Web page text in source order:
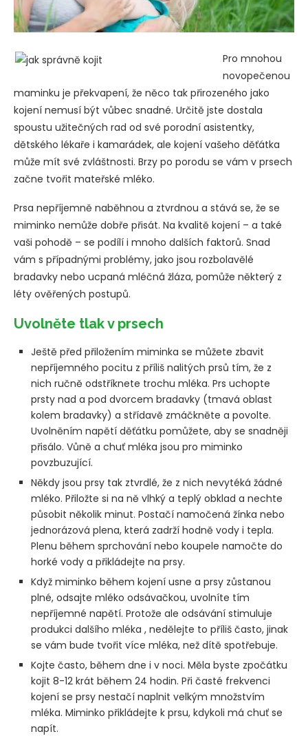
Pro mnohou
novopečenou
maminku je překvapení, že něco tak přirozeného jako
kojení nemusí být vůbec snadné. Určitě jste dostala
spoustu užitečných rad od své porodní asistentky,
dětského lékaře i kamarádek, ale kojení vašeho děťátka
může mít své zvláštnosti. Brzy po porodu se vám v prsech
začne tvořit mateřské mléko.
Prsa nepříjemně naběhnou a ztvrdnou a stává se, že se
miminko nemůže dobře přisát. Na kvalitě kojení – a také
vaši pohodě – se podílí i mnoho dalších faktorů. Snad
vám s případnými problémy, jako jsou rozbolavělé
bradavky nebo ucpaná mléčná žláza, pomůže některý z
léty ověřených postupů.
Uvolněte tlak v prsech
Ještě před přiložením miminka se můžete zbavit
nepříjemného pocitu z příliš nalitých prsů tím, že z
nich ručně odstříknete trochu mléka. Prs uchopte
prsty nad a pod dvorcem bradavky (tmavá oblast
kolem bradavky) a střídavě zmáčkněte a povolte.
Uvolněním napětí děťátku pomůžete, aby se snadněji
přisálo. Vůně a chuť mléka jsou pro miminko
povzbuzující.
Někdy jsou prsy tak ztvrdlé, že z nich nevytéká žádné
mléko. Přiložte si na ně vlhký a teplý obklad a nechte
působit několik minut. Postačí namočená žínka nebo
jednorázová plena, která zadrží hodně vody i tepla.
Plenu během sprchování nebo koupele namočte do
horké vody a přikládejte na prsy.
Když miminko během kojení usne a prsy zůstanou
plné, odsajte mléko odsávačkou, uvolníte tím
nepříjemné napětí. Protože ale odsávání stimuluje
produkci dalšího mléka , nedělejte to příliš často, jinak
se vám bude tvořit více mléka, než dítě spotřebuje.
Kojte často, během dne i v noci. Měla byste zpočátku
kojit 8-12 krát během 24 hodin. Při časté frekvenci
kojení se prsy nestačí naplnit velkým množstvím
mléka. Miminko přikládejte k prsu, kdykoli má chuť se
napít.